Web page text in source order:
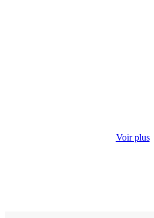
Voir plus